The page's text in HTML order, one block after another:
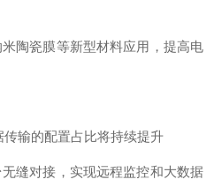
陶瓷膜等新型材料应用，提高电
传输的配置占比将持续提升
无缝对接，实现远程监控和大数据